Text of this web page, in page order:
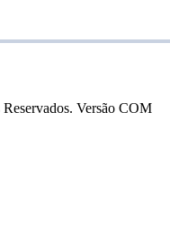
Versão COM